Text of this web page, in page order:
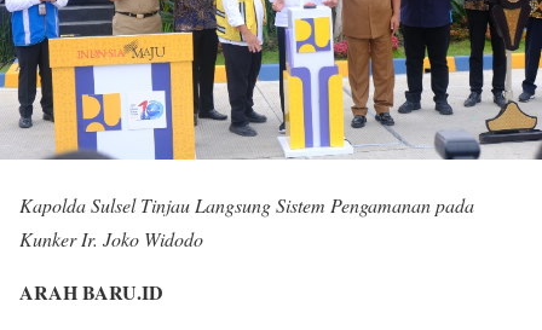
Kapolda Sulsel Tinjau Langsung Sistem Pengamanan pada
Kunker Ir. Joko Widodo
ARAH BARU.ID